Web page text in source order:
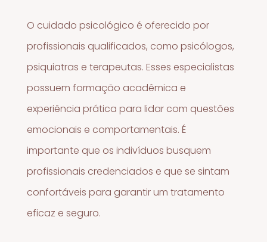
O cuidado psicológico é oferecido por
profissionais qualificados, como psicólogos,
psiquiatras e terapeutas. Esses especialistas
possuem formação acadêmica e
experiência prática para lidar com questões
emocionais e comportamentais. É
importante que os indivíduos busquem
profissionais credenciados e que se sintam
confortáveis para garantir um tratamento
eficaz e seguro.